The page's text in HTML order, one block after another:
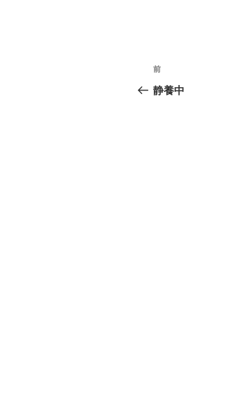
投
稿
過
去
前
静養中